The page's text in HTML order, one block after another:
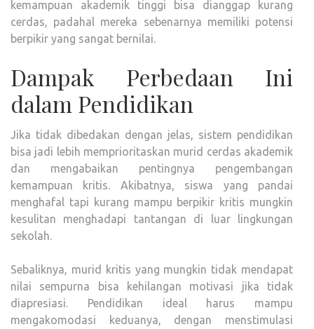
kemampuan akademik tinggi bisa dianggap kurang
cerdas, padahal mereka sebenarnya memiliki potensi
berpikir yang sangat bernilai.
Dampak Perbedaan Ini
dalam Pendidikan
Jika tidak dibedakan dengan jelas, sistem pendidikan
bisa jadi lebih memprioritaskan murid cerdas akademik
dan mengabaikan pentingnya pengembangan
kemampuan kritis. Akibatnya, siswa yang pandai
menghafal tapi kurang mampu berpikir kritis mungkin
kesulitan menghadapi tantangan di luar lingkungan
sekolah.
Sebaliknya, murid kritis yang mungkin tidak mendapat
nilai sempurna bisa kehilangan motivasi jika tidak
diapresiasi. Pendidikan ideal harus mampu
mengakomodasi keduanya, dengan menstimulasi